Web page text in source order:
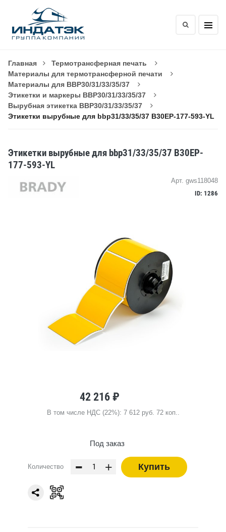
Главная
Термотрансферная печать
Материалы для термотрансферной печати
Материалы для BBP30/31/33/35/37
Этикетки и маркеры BBP30/31/33/35/37
Вырубная этикетка BBP30/31/33/35/37
Этикетки вырубные для bbp31/33/35/37 B30EP-177-593-YL
Этикетки вырубные для bbp31/33/35/37 B30EP-
177-593-YL
Арт. gws118048
ID: 1286
42 216 ₽
В том числе НДС (22%): 7 612 руб. 72 коп..
Под заказ
Количество - + Купить